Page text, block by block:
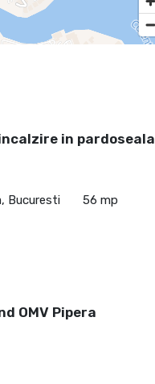
in pardoseala
Bucuresti 56 mp
OMV Pipera